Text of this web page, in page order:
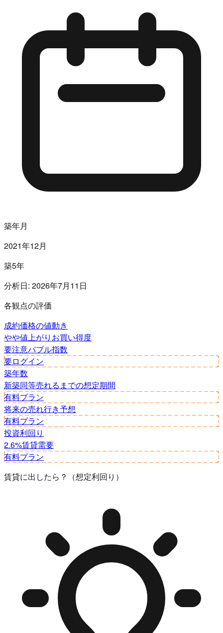
築年月
2021年12月
築5年
分析日: 2026年7月11日
各観点の評価
成約価格の値動き
やや値上がり お買い得度
要注意バブル指数
要ログイン
築年数
新築同等売れるまでの想定期間
有料プラン
将来の売れ行き予想
有料プラン
投資利回り
2.6%賃貸需要
有料プラン
賃貸に出したら？（想定利回り）